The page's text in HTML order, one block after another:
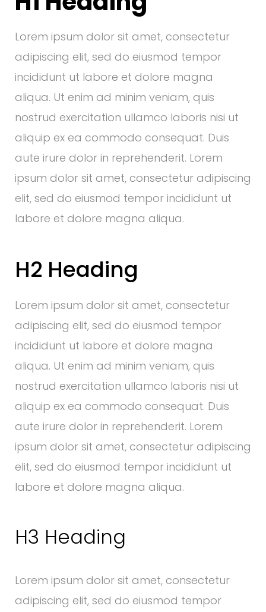
Lorem ipsum dolor sit amet, consectetur
adipiscing elit, sed do eiusmod tempor
incididunt ut labore et dolore magna
aliqua. Ut enim ad minim veniam, quis
nostrud exercitation ullamco laboris nisi ut
aliquip ex ea commodo consequat. Duis
aute irure dolor in reprehenderit. Lorem
ipsum dolor sit amet, consectetur adipiscing
elit, sed do eiusmod tempor incididunt ut
labore et dolore magna aliqua.
H2 Heading
Lorem ipsum dolor sit amet, consectetur
adipiscing elit, sed do eiusmod tempor
incididunt ut labore et dolore magna
aliqua. Ut enim ad minim veniam, quis
nostrud exercitation ullamco laboris nisi ut
aliquip ex ea commodo consequat. Duis
aute irure dolor in reprehenderit. Lorem
ipsum dolor sit amet, consectetur adipiscing
elit, sed do eiusmod tempor incididunt ut
labore et dolore magna aliqua.
H3 Heading
Lorem ipsum dolor sit amet, consectetur
adipiscing elit, sed do eiusmod tempor